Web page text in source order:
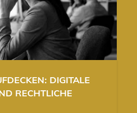
DIGITALE
RECHTLICHE